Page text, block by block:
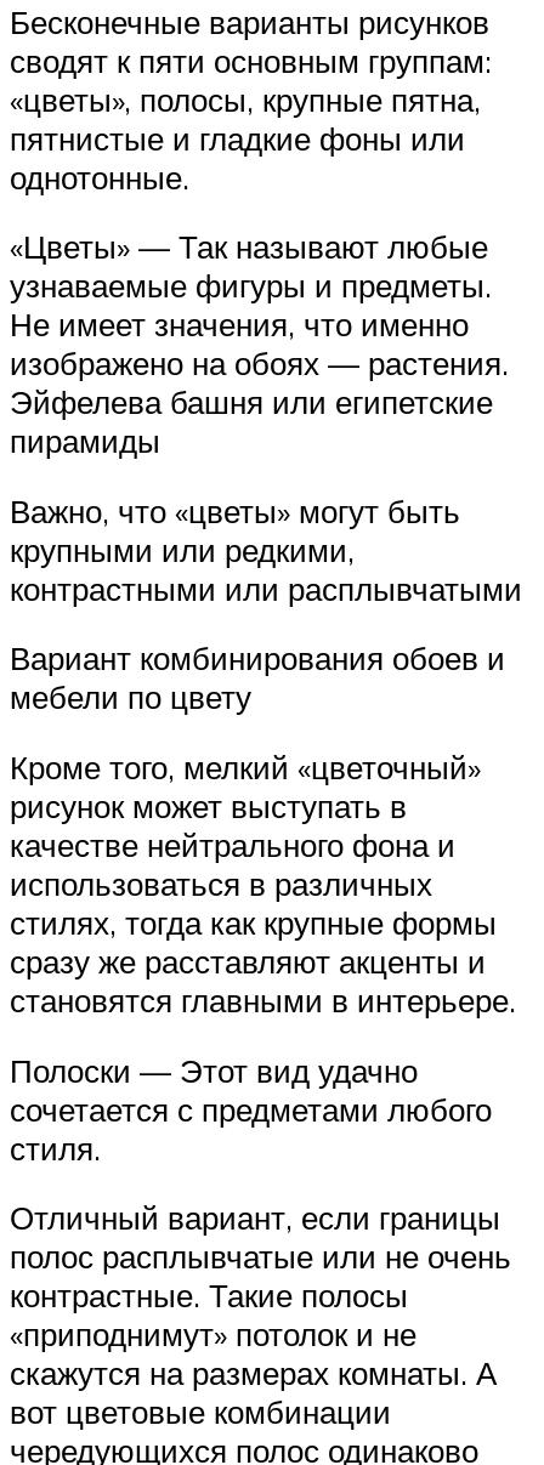
Бесконечные варианты рисунков
сводят к пяти основным группам:
«цветы», полосы, крупные пятна,
пятнистые и гладкие фоны или
однотонные.
«Цветы» — Так называют любые
узнаваемые фигуры и предметы.
Не имеет значения, что именно
изображено на обоях — растения.
Эйфелева башня или египетские
пирамиды
Важно, что «цветы» могут быть
крупными или редкими,
контрастными или расплывчатыми
Вариант комбинирования обоев и
мебели по цвету
Кроме того, мелкий «цветочный»
рисунок может выступать в
качестве нейтрального фона и
использоваться в различных
стилях, тогда как крупные формы
сразу же расставляют акценты и
становятся главными в интерьере.
Полоски — Этот вид удачно
сочетается с предметами любого
стиля.
Отличный вариант, если границы
полос расплывчатые или не очень
контрастные. Такие полосы
«приподнимут» потолок и не
скажутся на размерах комнаты. А
вот цветовые комбинации
чередующихся полос одинаково